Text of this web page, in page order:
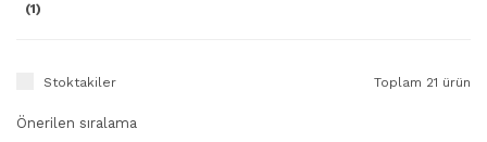
(1)
Stoktakiler Toplam 21 ürün